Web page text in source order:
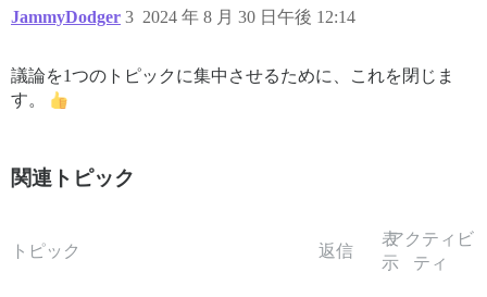
2024-08-30 10:43:08.355 UTC [30] LOG:  listening
2024-08-30 10:43:08.358 UTC [30] LOG:  listening
2024-08-30 10:43:08.368 UTC [31] LOG:  database
2024-08-30 10:43:08.515 UTC [31] LOG:  database
JammyDodger 2024 年 8 月 30 日午後 12:14
3
議論を1つのトピックに集中させるために、これを閉じま
す。
関連トピック
トピック 返信
表
示
アクティビ
ティ